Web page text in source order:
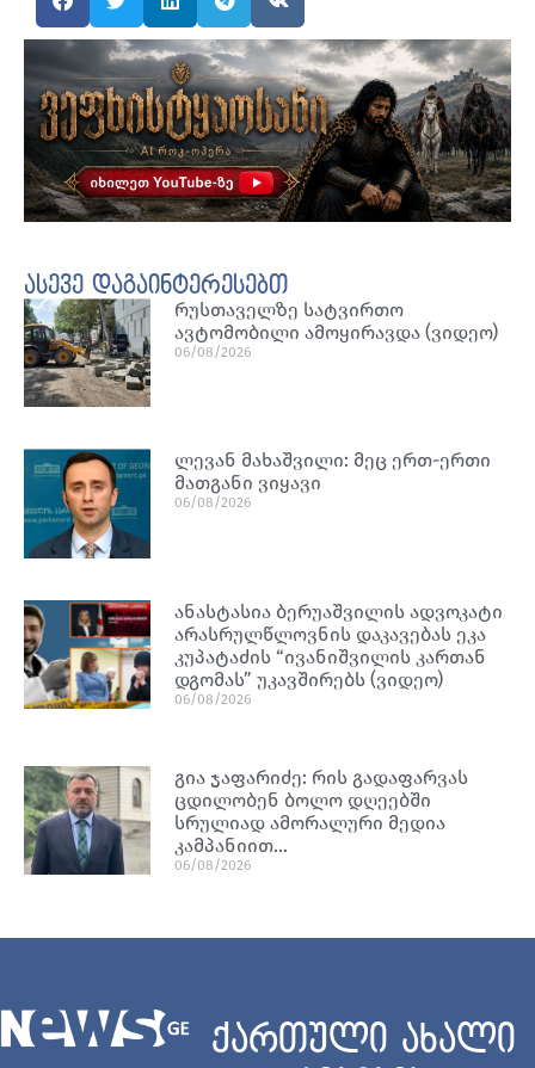
ასევე დაგაინტერესებთ
რუსთაველზე სატვირთო
ავტომობილი ამოყირავდა (ვიდეო)
06/08/2026
ლევან მახაშვილი: მეც ერთ-ერთი
მათგანი ვიყავი
06/08/2026
ანასტასია ბერუაშვილის ადვოკატი
არასრულწლოვნის დაკავებას ეკა
კუპატაძის “ივანიშვილის კართან
დგომას” უკავშირებს (ვიდეო)
06/08/2026
გია ჯაფარიძე: რის გადაფარვას
ცდილობენ ბოლო დღეებში
სრულიად ამორალური მედია
კამპანიით…
06/08/2026
ქართული ახალი